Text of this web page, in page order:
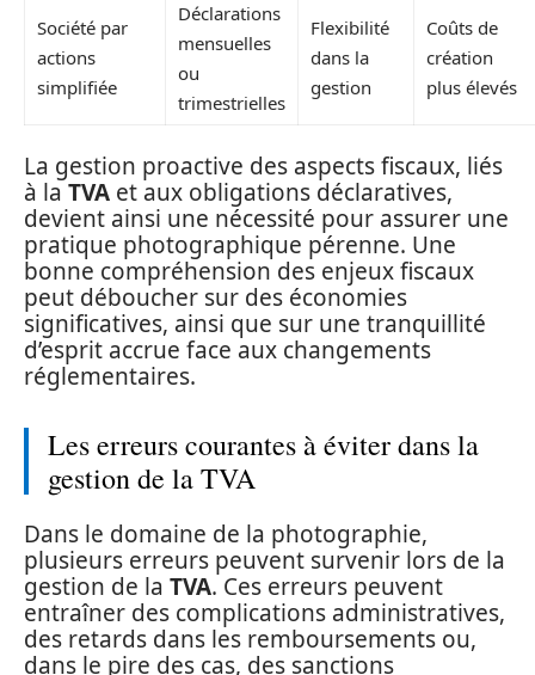
Société par
actions
simplifiée
Déclarations
mensuelles
ou
trimestrielles
Flexibilité
dans la
gestion
Coûts de
création
plus élevés
La gestion proactive des aspects fiscaux, liés
à la TVA et aux obligations déclaratives,
devient ainsi une nécessité pour assurer une
pratique photographique pérenne. Une
bonne compréhension des enjeux fiscaux
peut déboucher sur des économies
significatives, ainsi que sur une tranquillité
d’esprit accrue face aux changements
réglementaires.
Les erreurs courantes à éviter dans la
gestion de la TVA
Dans le domaine de la photographie,
plusieurs erreurs peuvent survenir lors de la
gestion de la TVA. Ces erreurs peuvent
entraîner des complications administratives,
des retards dans les remboursements ou,
dans le pire des cas, des sanctions